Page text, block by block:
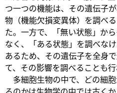
つ一つの機能は、その遺伝子
物（機能欠損変異体）を調べ
た。一方で、「無い状態」か
なく、「ある状態」を調べな
あるため、その遺伝子を全身
て、その影響を調べることも行
多細胞生物の中で、どの細